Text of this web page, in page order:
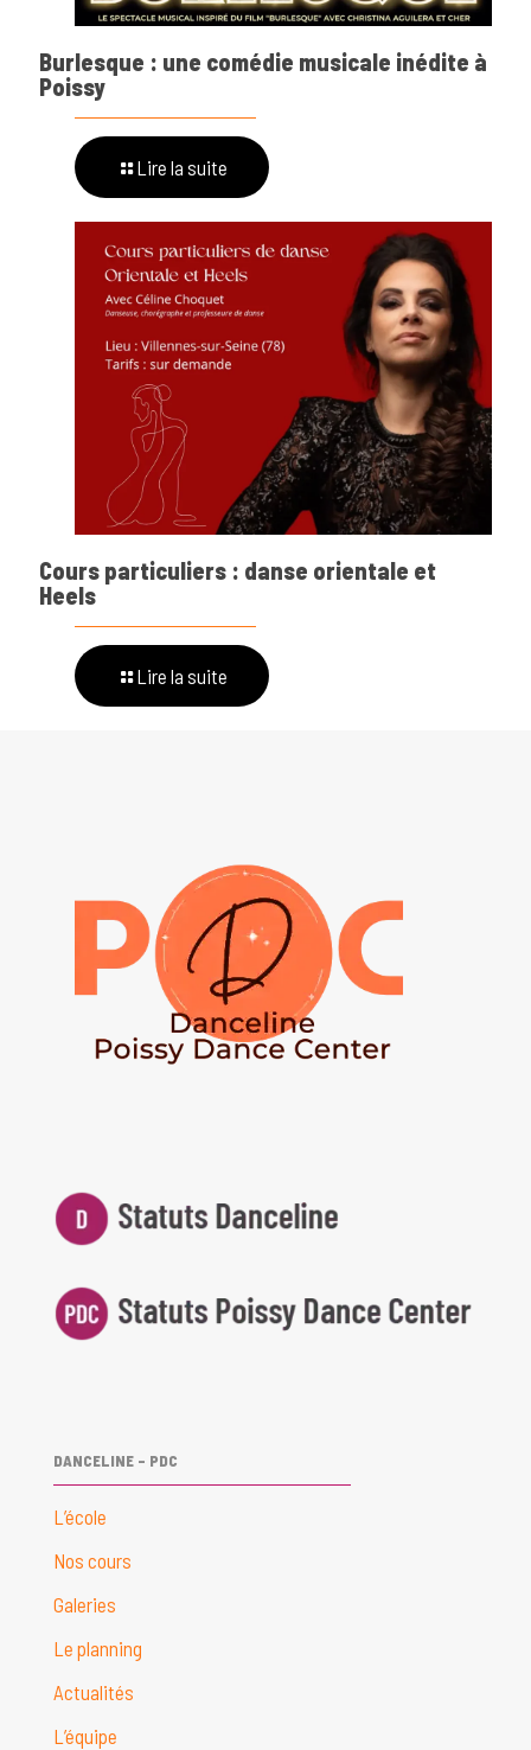
Burlesque : une comédie musicale inédite à
Poissy
Lire la suite
Cours particuliers : danse orientale et
Heels
Lire la suite
DANCELINE – PDC
L’école
Nos cours
Galeries
Le planning
Actualités
L’équipe